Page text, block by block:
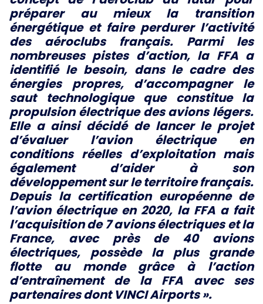
préparer au mieux la transition
énergétique et faire perdurer l’activité
des aéroclubs français. Parmi les
nombreuses pistes d’action, la FFA a
identifié le besoin, dans le cadre des
énergies propres, d’accompagner le
saut technologique que constitue la
propulsion électrique des avions légers.
Elle a ainsi décidé de lancer le projet
d’évaluer l’avion électrique en
conditions réelles d’exploitation mais
également d’aider à son
développement sur le territoire français.
Depuis la certification européenne de
l’avion électrique en 2020, la FFA a fait
l’acquisition de 7 avions électriques et la
France, avec près de 40 avions
électriques, possède la plus grande
flotte au monde grâce à l’action
d’entraînement de la FFA avec ses
partenaires dont VINCI Airports ».